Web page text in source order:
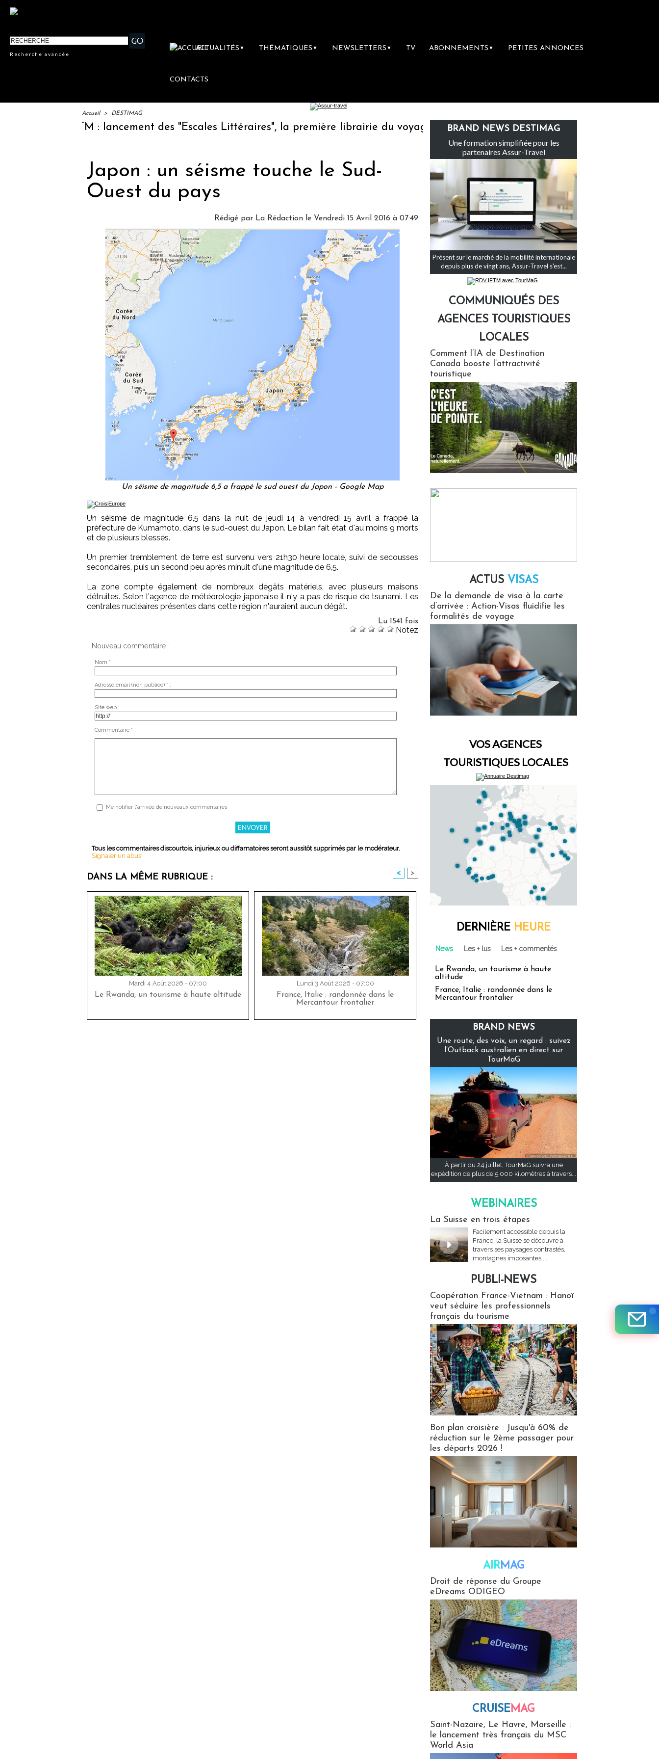
Recherche avancée
ACTUALITÉS ▼ THÉMATIQUES ▼ NEWSLETTERS ▼ TV ABONNEMENTS ▼ PETITES ANNONCES
CONTACTS
Accueil > DESTIMAG
IFTM : lancement des "Escales Littéraires", la première librairie du voyage Le groupe Sainte-Claire rachète Eden Tour
Japon : un séisme touche le Sud-
Ouest du pays
Rédigé par La Rédaction le Vendredi 15 Avril 2016 à 07:49
Un séisme de magnitude 6,5 a frappé le sud ouest du Japon - Google Map
Un séisme de magnitude 6,5 dans la nuit de jeudi 14 à vendredi 15 avril a frappé la
préfecture de Kumamoto, dans le sud-ouest du Japon. Le bilan fait état d'au moins 9 morts
et de plusieurs blessés.
Un premier tremblement de terre est survenu vers 21h30 heure locale, suivi de secousses
secondaires, puis un second peu après minuit d'une magnitude de 6,5.
La zone compte également de nombreux dégâts matériels, avec plusieurs maisons
détruites. Selon l'agence de météorologie japonaise il n'y a pas de risque de tsunami. Les
centrales nucléaires présentes dans cette région n'auraient aucun dégât.
Lu 1541 fois
Notez
Nouveau commentaire :
Nom * :
Adresse email (non publiée) * :
Site web :
Commentaire * :
Me notifier l'arrivée de nouveaux commentaires
Tous les commentaires discourtois, injurieux ou diffamatoires seront aussitôt supprimés par le modérateur.
Signaler un abus
DANS LA MÊME RUBRIQUE : < >
Mardi 4 Août 2026 - 07:00
Le Rwanda, un tourisme à haute altitude
Lundi 3 Août 2026 - 07:00
France, Italie : randonnée dans le
Mercantour frontalier
BRAND NEWS DESTIMAG
Une formation simplifiée pour les
partenaires Assur-Travel
Présent sur le marché de la mobilité internationale
depuis plus de vingt ans, Assur-Travel s'est...
COMMUNIQUÉS DES
AGENCES TOURISTIQUES
LOCALES
Comment l’IA de Destination
Canada booste l’attractivité
touristique
ACTUS VISAS
De la demande de visa à la carte
d’arrivée : Action-Visas fluidifie les
formalités de voyage
VOS AGENCES
TOURISTIQUES LOCALES
DERNIÈRE HEURE
News Les + lus Les + commentés
Le Rwanda, un tourisme à haute
altitude
France, Italie : randonnée dans le
Mercantour frontalier
BRAND NEWS
Une route, des voix, un regard : suivez
l’Outback australien en direct sur
TourMaG
À partir du 24 juillet, TourMaG suivra une
expédition de plus de 5 000 kilomètres à travers...
WEBINAIRES
La Suisse en trois étapes
Facilement accessible depuis la
France, la Suisse se découvre à
travers ses paysages contrastés,
montagnes imposantes,...
PUBLI-NEWS
Coopération France-Vietnam : Hanoï
veut séduire les professionnels
français du tourisme
Bon plan croisière : Jusqu'à 60% de
réduction sur le 2ème passager pour
les départs 2026 !
AIRMAG
Droit de réponse du Groupe
eDreams ODIGEO
CRUISEMAG
Saint-Nazaire, Le Havre, Marseille :
le lancement très français du MSC
World Asia